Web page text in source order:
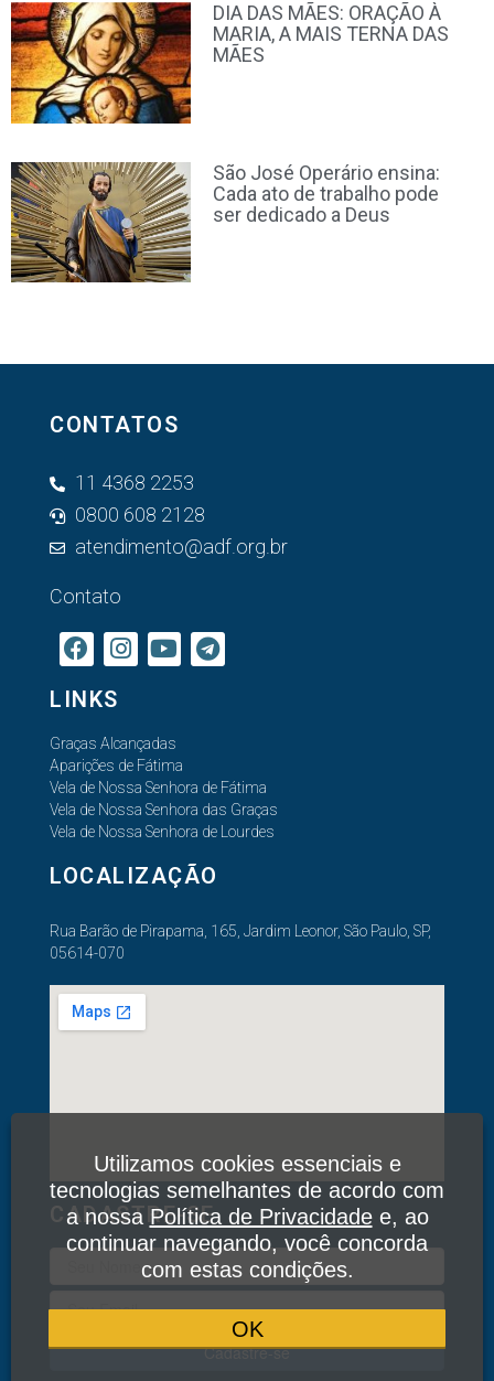
DIA DAS MÃES: ORAÇÃO À
MARIA, A MAIS TERNA DAS
MÃES
São José Operário ensina:
Cada ato de trabalho pode
ser dedicado a Deus
CONTATOS
11 4368 2253
0800 608 2128
atendimento@adf.org.br
Contato
LINKS
Graças Alcançadas
Aparições de Fátima
Vela de Nossa Senhora de Fátima
Vela de Nossa Senhora das Graças
Vela de Nossa Senhora de Lourdes
LOCALIZAÇÃO
Rua Barão de Pirapama, 165, Jardim Leonor, São Paulo, SP,
05614-070
CADASTRE-SE
Cadastre-se
Utilizamos cookies essenciais e
tecnologias semelhantes de acordo com
a nossaPolítica de Privacidadee, ao
continuar navegando, você concorda
com estas condições.
OK